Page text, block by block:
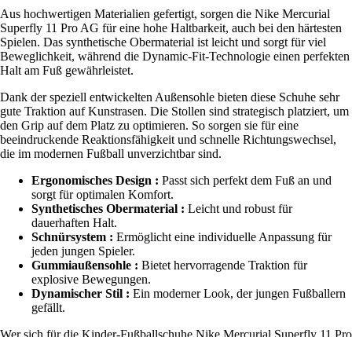
Aus hochwertigen Materialien gefertigt, sorgen die Nike Mercurial
Superfly 11 Pro AG für eine hohe Haltbarkeit, auch bei den härtesten
Spielen. Das synthetische Obermaterial ist leicht und sorgt für viel
Beweglichkeit, während die Dynamic-Fit-Technologie einen perfekten
Halt am Fuß gewährleistet.
Dank der speziell entwickelten Außensohle bieten diese Schuhe sehr
gute Traktion auf Kunstrasen. Die Stollen sind strategisch platziert, um
den Grip auf dem Platz zu optimieren. So sorgen sie für eine
beeindruckende Reaktionsfähigkeit und schnelle Richtungswechsel,
die im modernen Fußball unverzichtbar sind.
Ergonomisches Design : Passt sich perfekt dem Fuß an und
sorgt für optimalen Komfort.
Synthetisches Obermaterial : Leicht und robust für
dauerhaften Halt.
Schnürsystem : Ermöglicht eine individuelle Anpassung für
jeden jungen Spieler.
Gummiaußensohle : Bietet hervorragende Traktion für
explosive Bewegungen.
Dynamischer Stil : Ein moderner Look, der jungen Fußballern
gefällt.
Wer sich für die Kinder-Fußballschuhe Nike Mercurial Superfly 11 Pro